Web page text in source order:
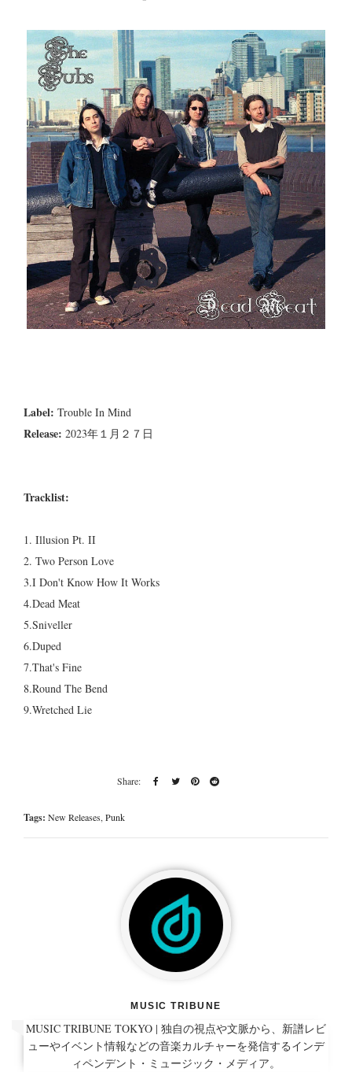
Label: Trouble In Mind
Release: 2023年１月２７日
Tracklist:
1. Illusion Pt. II
2. Two Person Love
3.I Don't Know How It Works
4.Dead Meat
5.Sniveller
6.Duped
7.That's Fine
8.Round The Bend
9.Wretched Lie
Tags: New Releases,Punk
MUSIC TRIBUNE
MUSIC TRIBUNE TOKYO | 独自の視点や文脈から、新譜レビ
ューやイベント情報などの音楽カルチャーを発信するインデ
ィペンデント・ミュージック・メディア。